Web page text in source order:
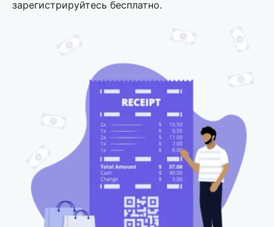
зарегистрируйтесь бесплатно.